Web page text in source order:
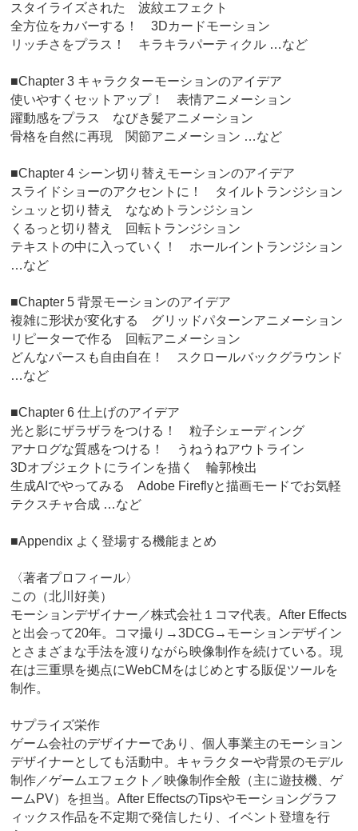
スタイライズされた 波紋エフェクト
全方位をカバーする！ 3Dカードモーション
リッチさをプラス！ キラキラパーティクル …など
■Chapter 3 キャラクターモーションのアイデア
使いやすくセットアップ！ 表情アニメーション
躍動感をプラス なびき髪アニメーション
骨格を自然に再現 関節アニメーション …など
■Chapter 4 シーン切り替えモーションのアイデア
スライドショーのアクセントに！ タイルトランジション
シュッと切り替え ななめトランジション
くるっと切り替え 回転トランジション
テキストの中に入っていく！ ホールイントランジション
…など
■Chapter 5 背景モーションのアイデア
複雑に形状が変化する グリッドパターンアニメーション
リピーターで作る 回転アニメーション
どんなパースも自由自在！ スクロールバックグラウンド
…など
■Chapter 6 仕上げのアイデア
光と影にザラザラをつける！ 粒子シェーディング
アナログな質感をつける！ うねうねアウトライン
3Dオブジェクトにラインを描く 輪郭検出
生成AIでやってみる Adobe Fireflyと描画モードでお気軽
テクスチャ合成 …など
■Appendix よく登場する機能まとめ
〈著者プロフィール〉
この（北川好美）
モーションデザイナー／株式会社１コマ代表。After Effects
と出会って20年。コマ撮り→3DCG→モーションデザイン
とさまざまな手法を渡りながら映像制作を続けている。現
在は三重県を拠点にWebCMをはじめとする販促ツールを
制作。
サプライズ栄作
ゲーム会社のデザイナーであり、個人事業主のモーション
デザイナーとしても活動中。キャラクターや背景のモデル
制作／ゲームエフェクト／映像制作全般（主に遊技機、ゲ
ームPV）を担当。After EffectsのTipsやモーショングラフ
ィックス作品を不定期で発信したり、イベント登壇を行